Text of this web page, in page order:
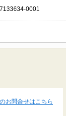
0001
お問合せはこちら